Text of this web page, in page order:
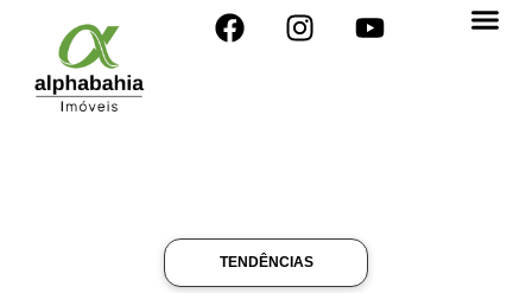
TENDÊNCIAS